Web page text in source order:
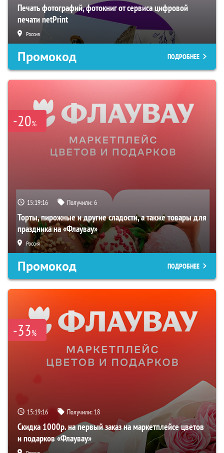
Печать фотографий, фотокниг от сервиса цифровой
печати netPrint
Россия
Промокод ПОДРОБНЕЕ
-20%
15:19:15 Получили:6
Торты, пирожные и другие сладости, а также товары для
праздника на «Флаувау»
Россия
Промокод ПОДРОБНЕЕ
-33%
15:19:15 Получили: 18
Скидка 1000р. на первый заказ на маркетплейсе цветов
и подарков «Флаувау»